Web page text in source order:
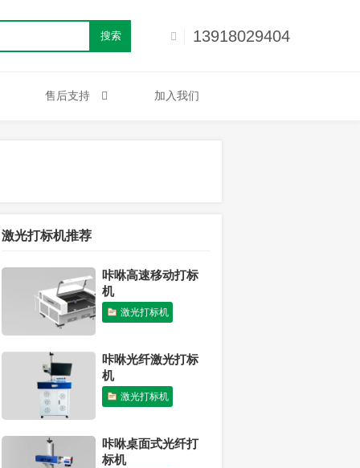
13918029404
搜索
售后支持 加入我们
激光打标机推荐
咔咻高速移动打标
机
激光打标机
咔咻光纤激光打标
机
激光打标机
咔咻桌面式光纤打
标机